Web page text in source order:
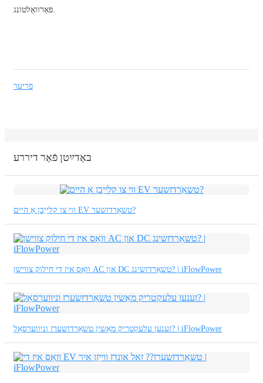
Esperanto
नेपाली
פאַרוואַלטונג.
פריער
באַדײַטן פֿאַר דיררע
ווי צו קלייַבן אַ היים EV טשאַרדזשער?
וואָס איז די חילוק צווישן AC און DC טשאַרדזשינג? | iFlowPower
זענען עלעקטריק מאַשין טשאַרדזשערז וניווערסאַל? | iFlowPower